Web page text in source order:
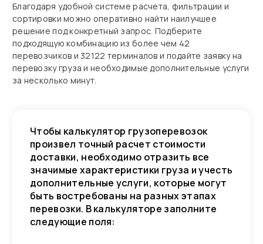
Благодаря удобной системе расчета, фильтрации и
сортировки можно оперативно найти наилучшее
решение под конкретный запрос. Подберите
подходящую комбинацию из более чем 42
перевозчиков и 32122 терминалов и подайте заявку на
перевозку груза и необходимые дополнительные услуги
за несколько минут.
Чтобы калькулятор грузоперевозок
произвел точный расчет стоимости
доставки, необходимо отразить все
значимые характеристики груза и учесть
дополнительные услуги, которые могут
быть востребованы на разных этапах
перевозки. В калькуляторе заполните
следующие поля: